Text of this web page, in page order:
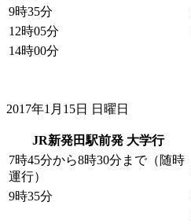
9時35分
12時05分
14時00分
2017年1月15日 日曜日
JR新発田駅前発 大学行
7時45分から8時30分まで（随時
運行）
9時35分